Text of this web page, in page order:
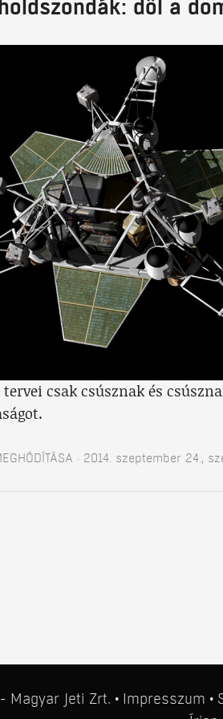
dől a
csak csúsznak és
2014. szeptember 24.,
Magyar Jeti Zrt. Impresszum